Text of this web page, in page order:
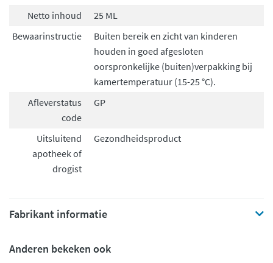
Netto inhoud
25 ML
Bewaarinstructie
Buiten bereik en zicht van kinderen
houden in goed afgesloten
oorspronkelijke (buiten)verpakking bij
kamertemperatuur (15-25 °C).
Afleverstatus
code
GP
Uitsluitend
apotheek of
drogist
Gezondheidsproduct
Fabrikant informatie
Anderen bekeken ook